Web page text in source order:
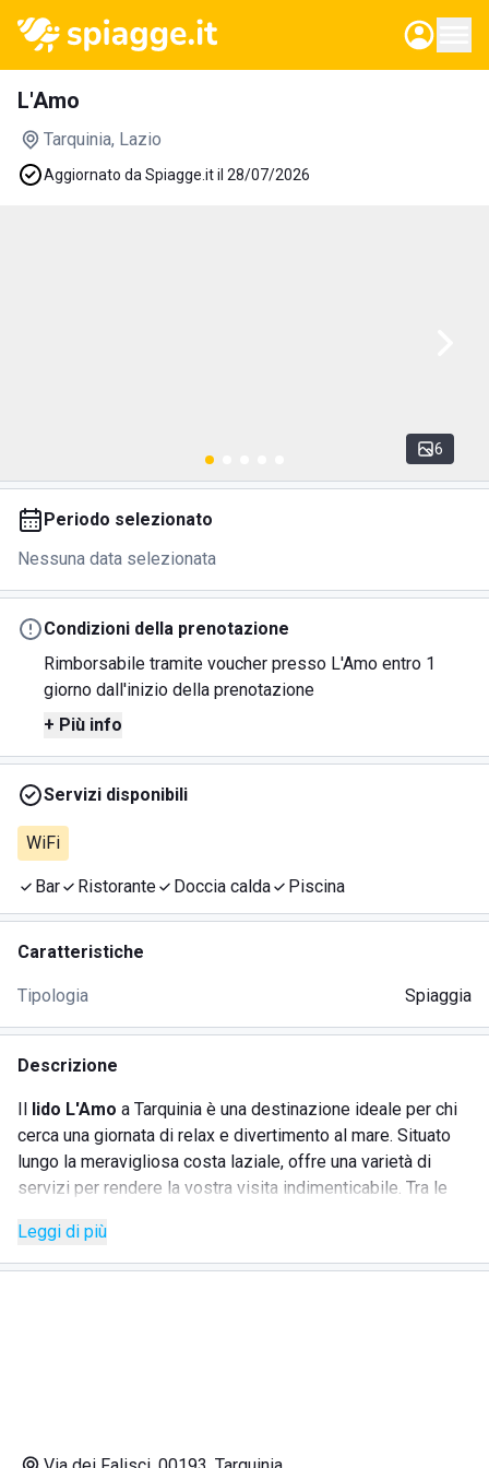
L'Amo
Tarquinia, Lazio
Aggiornato da Spiagge.it il 28/07/2026
6
Periodo selezionato
Nessuna data selezionata
Condizioni della prenotazione
Rimborsabile tramite voucher presso L'Amo entro 1
giorno dall'inizio della prenotazione
+ Più info
Servizi disponibili
WiFi
Bar Ristorante Doccia calda Piscina
Caratteristiche
Tipologia Spiaggia
Descrizione
Il lido L'Amo a Tarquinia è una destinazione ideale per chi
cerca una giornata di relax e divertimento al mare. Situato
lungo la meravigliosa costa laziale, offre una varietà di
servizi per rendere la vostra visita indimenticabile. Tra le
ombrelloni permette di godere del sole e del mare in totale
comfort. Inoltre, L'Amo si distingue per la sua accogliente
Leggi di più